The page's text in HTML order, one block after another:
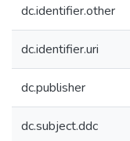
dc.identifier.other
dc.identifier.uri
dc.publisher
dc.subject.ddc